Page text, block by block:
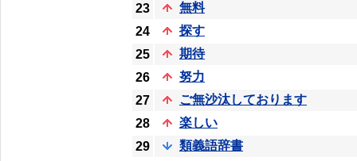
23
無料
24
探す
25
期待
26
努力
27
ご無沙汰しております
28
楽しい
29
類義語辞書